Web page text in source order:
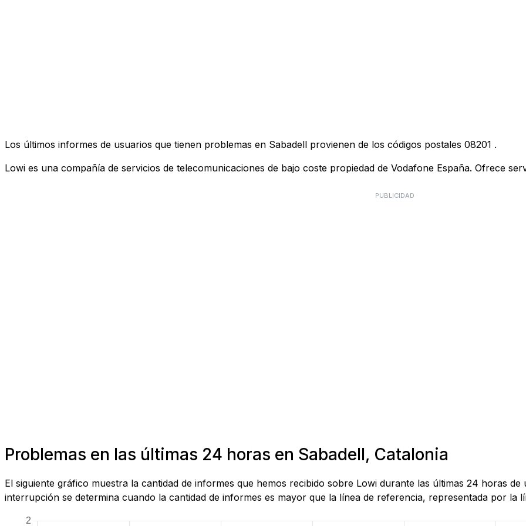
Los últimos informes de usuarios que tienen problemas en Sabadell provienen de los códigos postales 08201 .
Lowi es una compañía de servicios de telecomunicaciones de bajo coste propiedad de Vodafone España. Ofrece
PUBLICIDAD
Problemas en las últimas 24 horas en Sabadell, Catalonia
El siguiente gráfico muestra la cantidad de informes que hemos recibido sobre Lowi durante las últimas 24 horas
interrupción se determina cuando la cantidad de informes es mayor que la línea de referencia, representada por la